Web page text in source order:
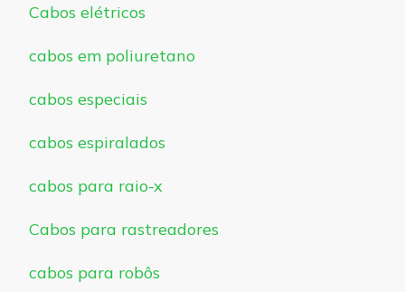
Cabos elétricos
cabos em poliuretano
cabos especiais
cabos espiralados
cabos para raio-x
Cabos para rastreadores
cabos para robôs